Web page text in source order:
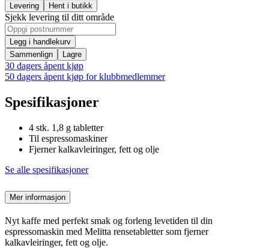
Levering Hent i butikk
Sjekk levering til ditt område
Legg i handlekurv
Sammenlign
Lagre
30 dagers åpent kjøp
50 dagers åpent kjøp for klubbmedlemmer
Spesifikasjoner
4 stk. 1,8 g tabletter
Til espressomaskiner
Fjerner kalkavleiringer, fett og olje
Se alle spesifikasjoner
Mer informasjon
Nyt kaffe med perfekt smak og forleng levetiden til din
espressomaskin med Melitta rensetabletter som fjerner
kalkavleiringer, fett og olje.